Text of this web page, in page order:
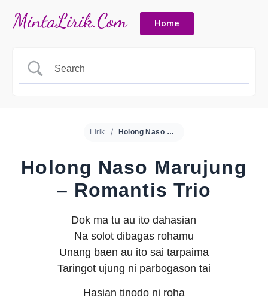
Home
Lirik Holong Naso Marujung – Romantis Trio
Holong Naso Marujung
– Romantis Trio
Dok ma tu au ito dahasian
Na solot dibagas rohamu
Unang baen au ito sai tarpaima
Taringot ujung ni parbogason tai
Hasian tinodo ni roha